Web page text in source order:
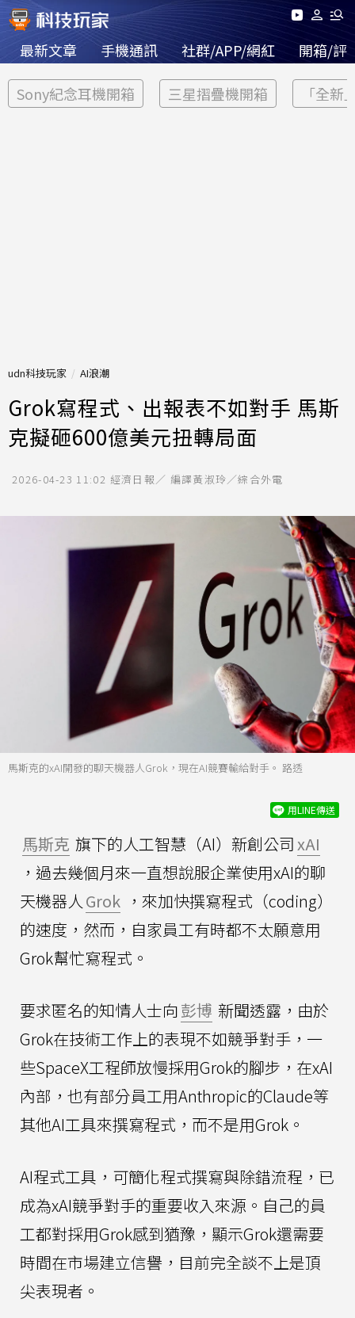
最新文章 手機通訊 社群/APP/網紅 開箱/評
Sony紀念耳機開箱 三星摺疊機開箱 「全新
udn科技玩家 AI浪潮
Grok寫程式、出報表不如對手 馬斯
克擬砸600億美元扭轉局面
2026-04-23 11:02 經濟日報／ 編譯黃淑玲／綜合外電
馬斯克的xAI開發的聊天機器人Grok，現在AI競賽輸給對手。 路透
用LINE傳送
馬斯克 旗下的人工智慧（AI）新創公司 xAI
，過去幾個月來一直想說服企業使用xAI的聊
天機器人 Grok ，來加快撰寫程式（coding）
的速度，然而，自家員工有時都不太願意用
Grok幫忙寫程式。
要求匿名的知情人士向彭博 新聞透露，由於
Grok在技術工作上的表現不如競爭對手，一
些SpaceX工程師放慢採用Grok的腳步，在xAI
內部，也有部分員工用Anthropic的Claude等
其他AI工具來撰寫程式，而不是用Grok。
AI程式工具，可簡化程式撰寫與除錯流程，已
成為xAI競爭對手的重要收入來源。自己的員
工都對採用Grok感到猶豫，顯示Grok還需要
時間在市場建立信譽，目前完全談不上是頂
尖表現者。